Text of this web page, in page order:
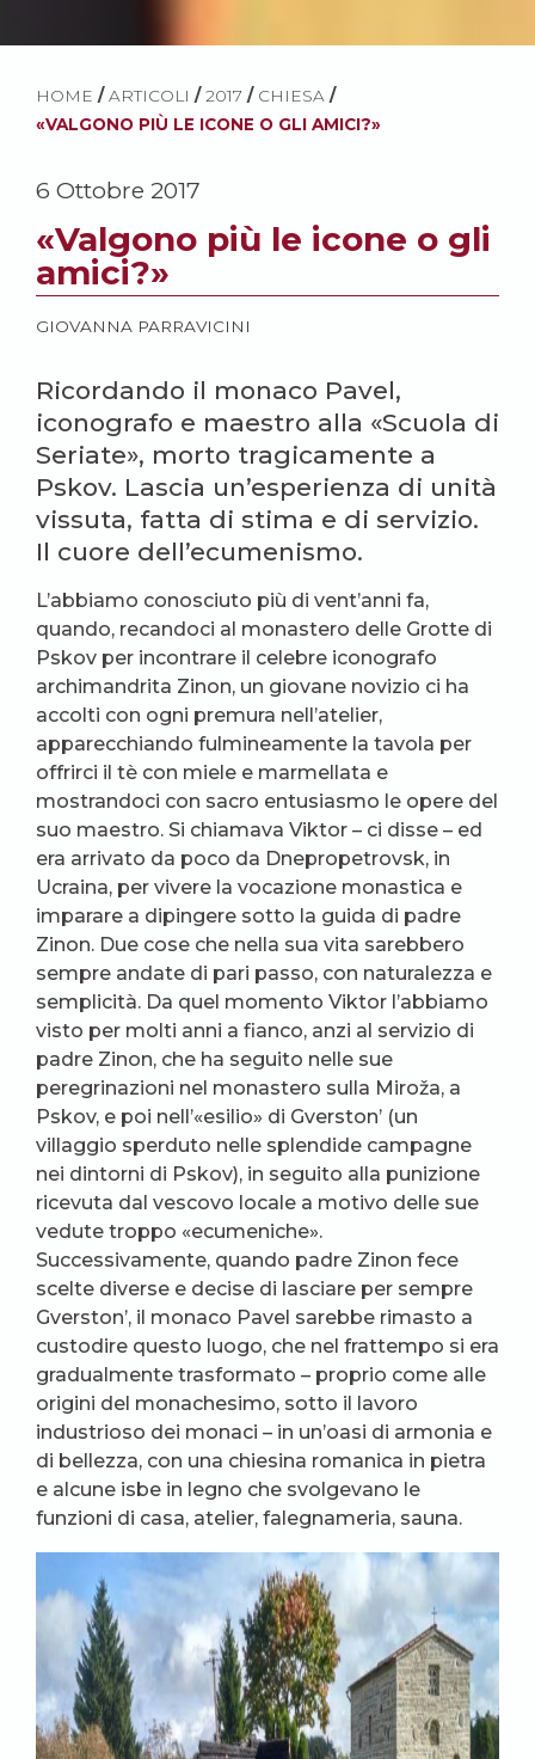
HOME / ARTICOLI / 2017 / CHIESA /
«VALGONO PIÙ LE ICONE O GLI AMICI?»
6 Ottobre 2017
«Valgono più le icone o gli
amici?»
GIOVANNA PARRAVICINI
Ricordando il monaco Pavel,
iconografo e maestro alla «Scuola di
Seriate», morto tragicamente a
Pskov. Lascia un’esperienza di unità
vissuta, fatta di stima e di servizio.
Il cuore dell’ecumenismo.
L’abbiamo conosciuto più di vent’anni fa,
quando, recandoci al monastero delle Grotte di
Pskov per incontrare il celebre iconografo
archimandrita Zinon, un giovane novizio ci ha
accolti con ogni premura nell’atelier,
apparecchiando fulmineamente la tavola per
offrirci il tè con miele e marmellata e
mostrandoci con sacro entusiasmo le opere del
suo maestro. Si chiamava Viktor – ci disse – ed
era arrivato da poco da Dnepropetrovsk, in
Ucraina, per vivere la vocazione monastica e
imparare a dipingere sotto la guida di padre
Zinon. Due cose che nella sua vita sarebbero
sempre andate di pari passo, con naturalezza e
semplicità. Da quel momento Viktor l’abbiamo
visto per molti anni a fianco, anzi al servizio di
padre Zinon, che ha seguito nelle sue
peregrinazioni nel monastero sulla Miroža, a
Pskov, e poi nell’«esilio» di Gverston’ (un
villaggio sperduto nelle splendide campagne
nei dintorni di Pskov), in seguito alla punizione
ricevuta dal vescovo locale a motivo delle sue
vedute troppo «ecumeniche».
Successivamente, quando padre Zinon fece
scelte diverse e decise di lasciare per sempre
Gverston’, il monaco Pavel sarebbe rimasto a
custodire questo luogo, che nel frattempo si era
gradualmente trasformato – proprio come alle
origini del monachesimo, sotto il lavoro
industrioso dei monaci – in un’oasi di armonia e
di bellezza, con una chiesina romanica in pietra
e alcune isbe in legno che svolgevano le
funzioni di casa, atelier, falegnameria, sauna.